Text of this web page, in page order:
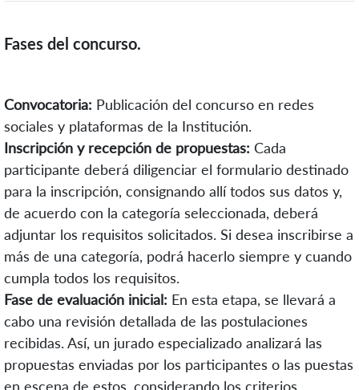
Fases del concurso.
Convocatoria: Publicación del concurso en redes
sociales y plataformas de la Institución.
Inscripción y recepción de propuestas: Cada
participante deberá diligenciar el formulario destinado
para la inscripción, consignando allí todos sus datos y,
de acuerdo con la categoría seleccionada, deberá
adjuntar los requisitos solicitados. Si desea inscribirse a
más de una categoría, podrá hacerlo siempre y cuando
cumpla todos los requisitos.
Fase de evaluación inicial: En esta etapa, se llevará a
cabo una revisión detallada de las postulaciones
recibidas. Así, un jurado especializado analizará las
propuestas enviadas por los participantes o las puestas
en escena de estos, considerando los criterios